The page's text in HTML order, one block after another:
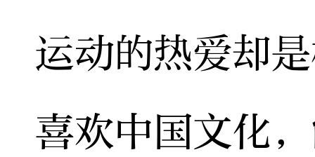
运动的热爱却
喜欢中国文化